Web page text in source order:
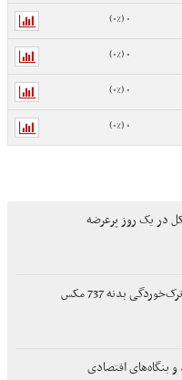
0 (0%)
0 (0%)
0 (0%)
0 (0%)
بدنه 737 مکس
و بنگاه‌های اقتصادی